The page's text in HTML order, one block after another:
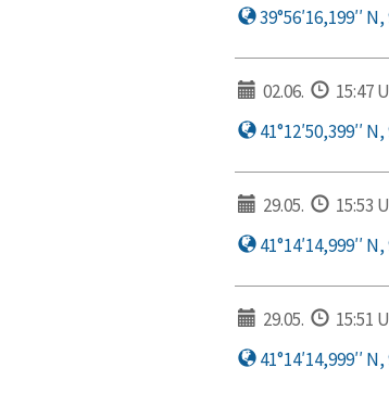
39°56′16,199′′ N,
02.06.
15:47
41°12′50,399′′ N,
29.05.
15:53
41°14′14,999′′ N,
29.05.
15:51
41°14′14,999′′ N,